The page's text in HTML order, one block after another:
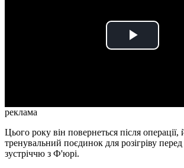
Play
реклама
Цього року він повернеться після операції,
тренувальний поєдинок для розігріву
зустріччю з Ф'юрі.